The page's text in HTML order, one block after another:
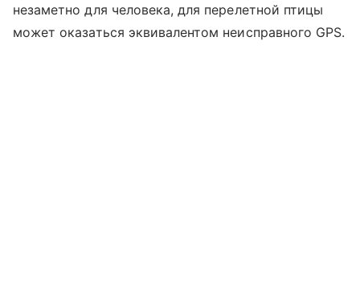
незаметно для человека, для перелетной птицы
может оказаться эквивалентом неисправного GPS.